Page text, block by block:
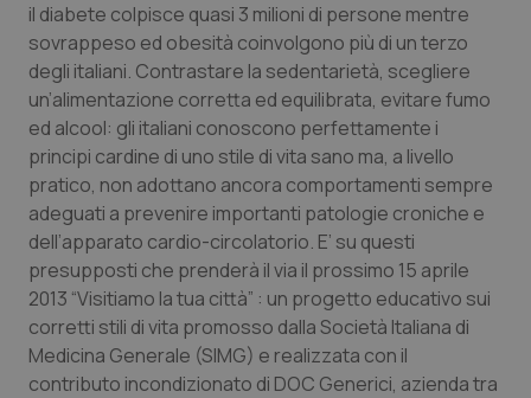
Basilicata
Calabria
Campania
Emilia-Romagna
Friuli Venezia Giulia
Lazio
Artrite & artrosi
Asma & BPCO
Car-T
Colesterolo & coronaropatie
Dermatite Atopica
Diabete & glucometri
QS Club Newsletter
il diabete colpisce quasi 3 milioni di persone mentre
sovrappeso ed obesità coinvolgono più di un terzo
degli italiani. Contrastare la sedentarietà, scegliere
un’alimentazione corretta ed equilibrata, evitare fumo
ed alcool: gli italiani conoscono perfettamente i
principi cardine di uno stile di vita sano ma, a livello
pratico, non adottano ancora comportamenti sempre
adeguati a prevenire importanti patologie croniche e
dell’apparato cardio-circolatorio. E’ su questi
presupposti che prenderà il via il prossimo 15 aprile
2013 “Visitiamo la tua città” : un progetto educativo sui
corretti stili di vita promosso dalla Società Italiana di
Medicina Generale (SIMG) e realizzata con il
contributo incondizionato di DOC Generici, azienda tra